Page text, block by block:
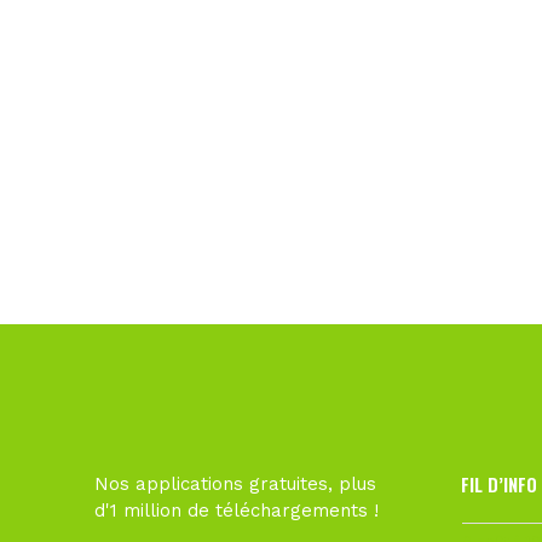
Nos applications gratuites, plus
d'1 million de téléchargements !
FIL D’INFO